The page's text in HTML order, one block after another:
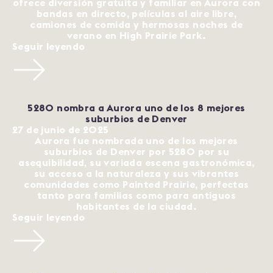
ofrece diversión gratuita y familiar en Aurora con
bandas en directo, películas al aire libre,
camiones de comida y hermosas noches de
verano en High Prairie Park.
Seguir leyendo
5280 nombra a Aurora uno de los 8 mejores
suburbios de Denver
27 de junio de 2025
Aurora fue nombrada uno de los mejores
suburbios de Denver por 5280 por su
asequibilidad, su variada escena gastronómica,
su acceso a la naturaleza y sus vibrantes
comunidades como Painted Prairie, perfectas
tanto para familias como para antiguos
habitantes de la ciudad.
Seguir leyendo